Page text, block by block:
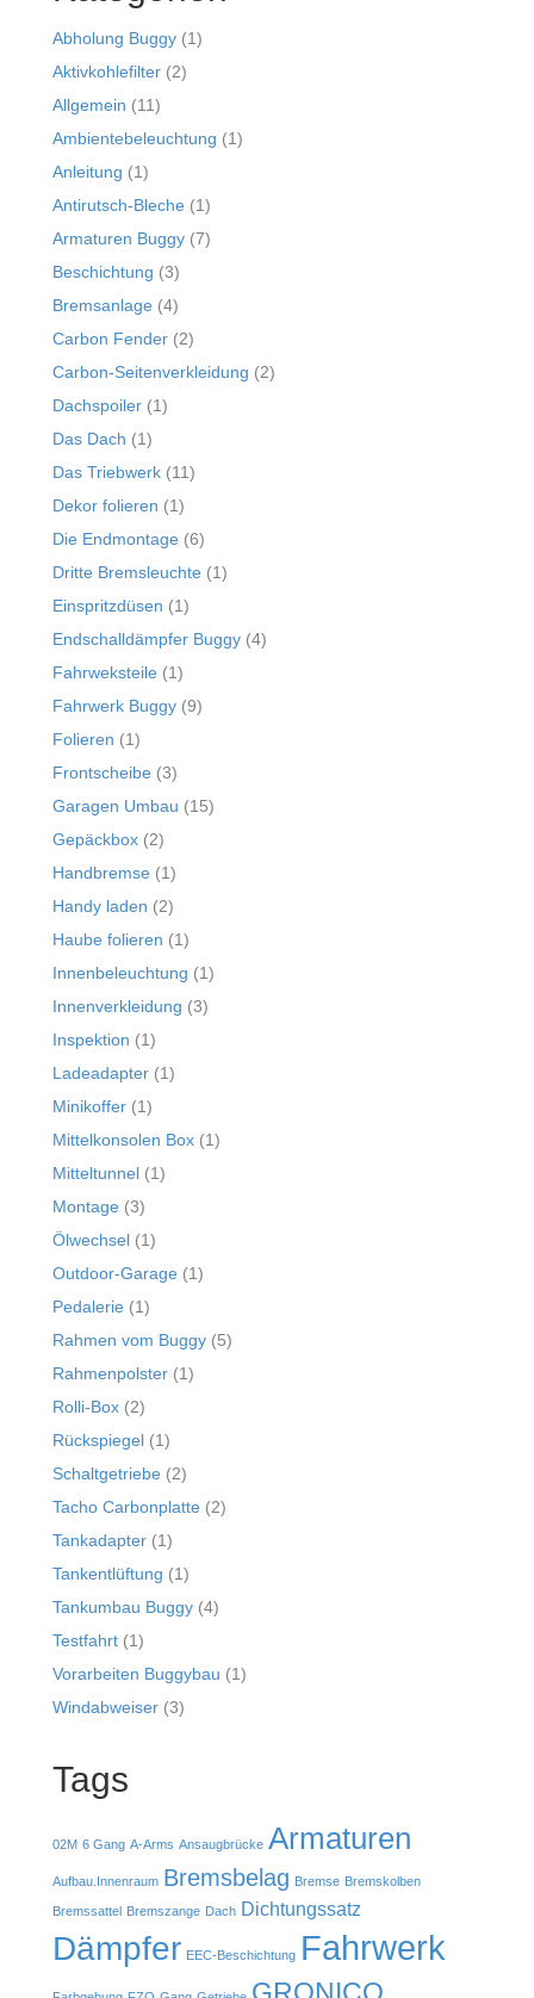
Abholung Buggy (1)
Aktivkohlefilter (2)
Allgemein (11)
Ambientebeleuchtung (1)
Anleitung (1)
Antirutsch-Bleche (1)
Armaturen Buggy (7)
Beschichtung (3)
Bremsanlage (4)
Carbon Fender (2)
Carbon-Seitenverkleidung (2)
Dachspoiler (1)
Das Dach (1)
Das Triebwerk (11)
Dekor folieren (1)
Die Endmontage (6)
Dritte Bremsleuchte (1)
Einspritzdüsen (1)
Endschalldämpfer Buggy (4)
Fahrweksteile (1)
Fahrwerk Buggy (9)
Folieren (1)
Frontscheibe (3)
Garagen Umbau (15)
Gepäckbox (2)
Handbremse (1)
Handy laden (2)
Haube folieren (1)
Innenbeleuchtung (1)
Innenverkleidung (3)
Inspektion (1)
Ladeadapter (1)
Minikoffer (1)
Mittelkonsolen Box (1)
Mitteltunnel (1)
Montage (3)
Ölwechsel (1)
Outdoor-Garage (1)
Pedalerie (1)
Rahmen vom Buggy (5)
Rahmenpolster (1)
Rolli-Box (2)
Rückspiegel (1)
Schaltgetriebe (2)
Tacho Carbonplatte (2)
Tankadapter (1)
Tankentlüftung (1)
Tankumbau Buggy (4)
Testfahrt (1)
Vorarbeiten Buggybau (1)
Windabweiser (3)
Tags
02M 6 Gang A-Arms Ansaugbrücke Armaturen
Aufbau.Innenraum Bremsbelag Bremse Bremskolben
Bremssattel Bremszange Dach Dichtungssatz
Dämpfer EEC-Beschichtung Fahrwerk